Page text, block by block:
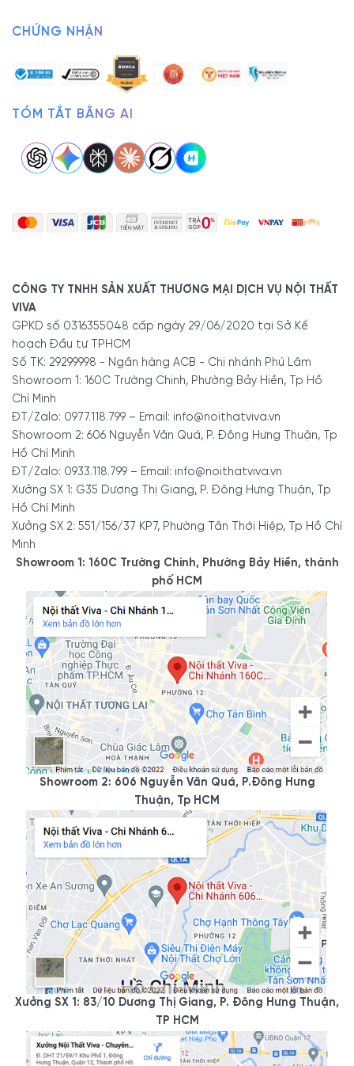
CHỨNG NHẬN
TÓM TẮT BẰNG AI
CÔNG TY TNHH SẢN XUẤT THƯƠNG MẠI DỊCH VỤ NỘI THẤT
VIVA
GPKD số 0316355048 cấp ngày 29/06/2020 tại Sở Kế
hoạch Đầu tư TPHCM
Số TK: 29299998 - Ngân hàng ACB - Chi nhánh Phú Lâm
Showroom 1: 160C Trường Chinh, Phường Bảy Hiền, Tp Hồ
Chí Minh
ĐT/Zalo: 0977.118.799 – Email: info@noithatviva.vn
Showroom 2: 606 Nguyễn Văn Quá, P. Đông Hưng Thuận, Tp
Hồ Chí Minh
ĐT/Zalo: 0933.118.799 – Email: info@noithatviva.vn
Xưởng SX 1: G35 Dương Thị Giang, P. Đông Hưng Thuận, Tp
Hồ Chí Minh
Xưởng SX 2: 551/156/37 KP7, Phường Tân Thới Hiệp, Tp Hồ Chí
Minh
Showroom 1: 160C Trường Chinh, Phường Bảy Hiền, thành
phố HCM
Showroom 2: 606 Nguyễn Văn Quá, P.Đông Hưng
Thuận, Tp HCM
Xưởng SX 1: 83/10 Dương Thị Giang, P. Đông Hưng Thuận,
TP HCM